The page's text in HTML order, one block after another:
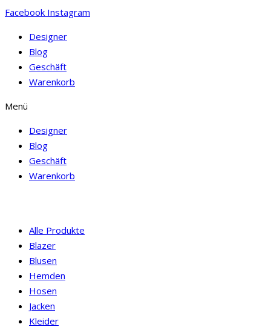
Facebook Instagram
Designer
Blog
Geschäft
Warenkorb
Menü
Designer
Blog
Geschäft
Warenkorb
Alle Produkte
Blazer
Blusen
Hemden
Hosen
Jacken
Kleider